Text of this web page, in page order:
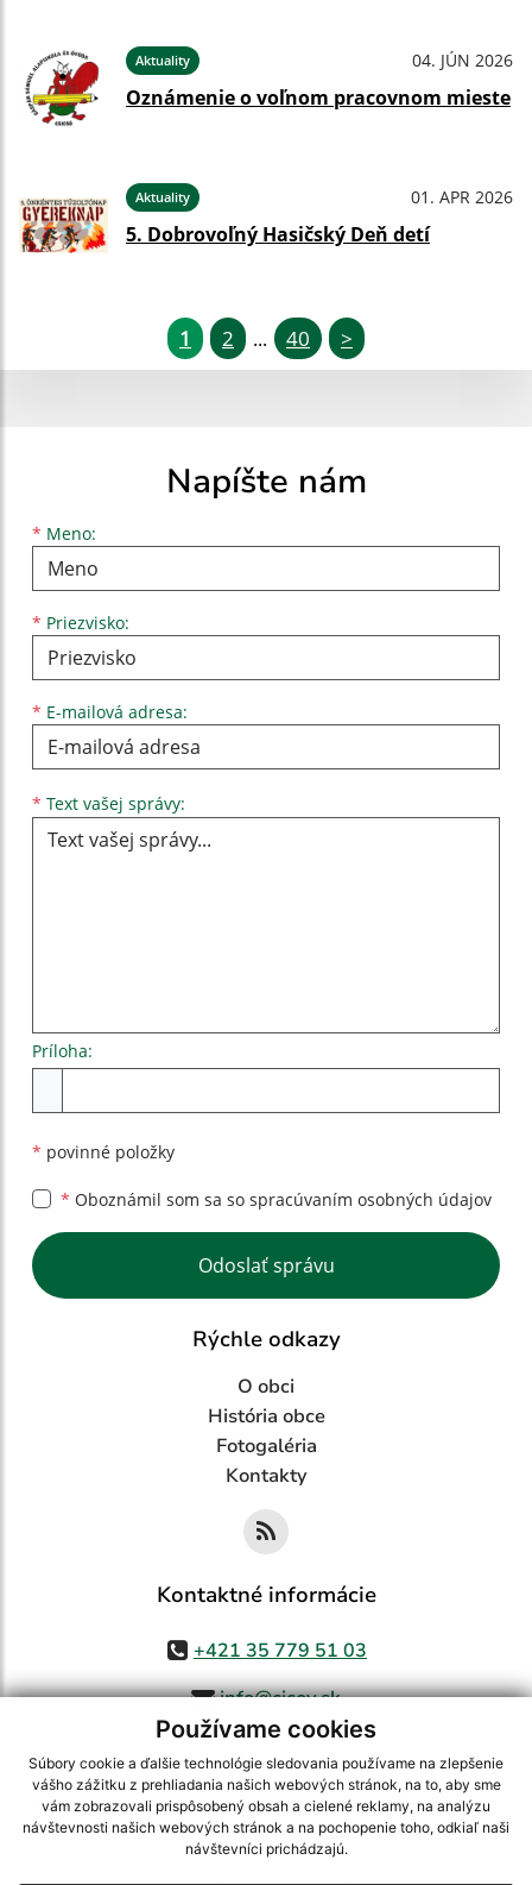
Používame cookies
Súbory cookie a ďalšie technológie sledovania používame na zlepšenie
vášho zážitku z prehliadania našich webových stránok, na to, aby sme
vám zobrazovali prispôsobený obsah a cielené reklamy, na analýzu
návštevnosti našich webových stránok a na pochopenie toho, odkiaľ naši
návštevníci prichádzajú.
Aktuality 04. JÚN 2026
Oznámenie o voľnom pracovnom mieste
Aktuality 01. APR 2026
5. Dobrovoľný Hasičský Deň detí
1 2 ... 40 >
Napíšte nám
* Meno:
Meno
* Priezvisko:
Priezvisko
* E-mailová adresa:
E-mailová adresa
* Text vašej správy:
Príloha:
* povinné položky
* Oboznámil som sa so spracúvaním osobných údajov
Google reCaptcha Response
Odoslať správu
Rýchle odkazy
O obci
História obce
Fotogaléria
Kontakty
Kontaktné informácie
+421 35 779 51 03
info@cicov.sk
využite možnosť získavania aktuálnych informácií s využitím RSS
CMS systém (redakčný) systém ECHELON 2,Mapa stránok,web portál
webex.digital, s.r.o.,domény,registrácia domény